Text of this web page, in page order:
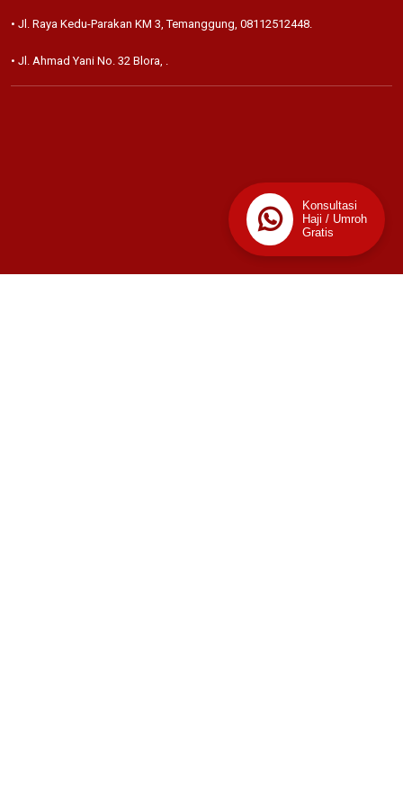
• Jl. Raya Kedu-Parakan KM 3, Temanggung, 08112512448
• Jl. Ahmad Yani No. 32 Blora,
Konsultasi
Haji / Umroh
Gratis